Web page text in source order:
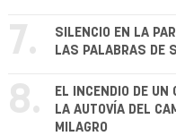
7.
SILENCIO EN LA
LAS PALABRAS DE
8.
EL INCENDIO DE UN
LA AUTOVÍA DEL
MILAGRO